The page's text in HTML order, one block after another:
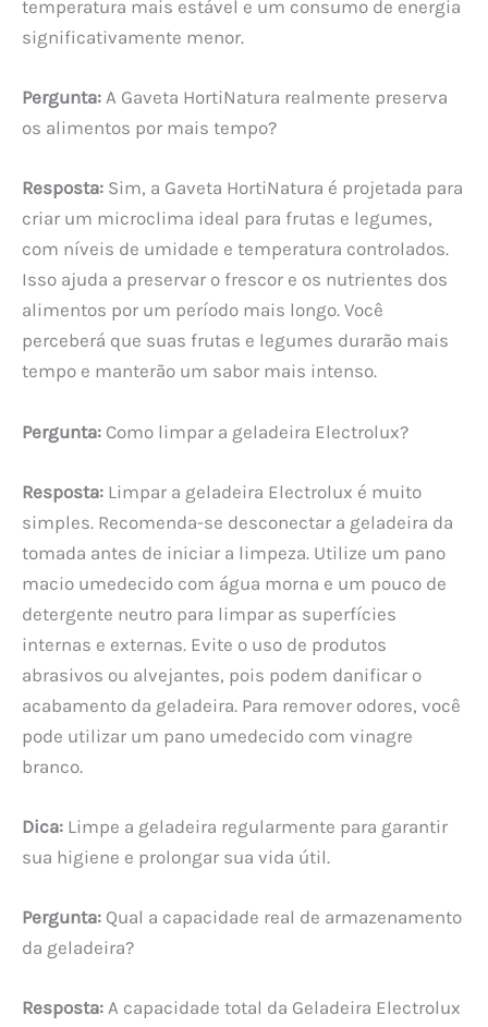
temperatura mais estável e um consumo de energia
significativamente menor.
Pergunta: A Gaveta HortiNatura realmente preserva
os alimentos por mais tempo?
Resposta: Sim, a Gaveta HortiNatura é projetada para
criar um microclima ideal para frutas e legumes,
com níveis de umidade e temperatura controlados.
Isso ajuda a preservar o frescor e os nutrientes dos
alimentos por um período mais longo. Você
perceberá que suas frutas e legumes durarão mais
tempo e manterão um sabor mais intenso.
Pergunta: Como limpar a geladeira Electrolux?
Resposta: Limpar a geladeira Electrolux é muito
simples. Recomenda-se desconectar a geladeira da
tomada antes de iniciar a limpeza. Utilize um pano
macio umedecido com água morna e um pouco de
detergente neutro para limpar as superfícies
internas e externas. Evite o uso de produtos
abrasivos ou alvejantes, pois podem danificar o
acabamento da geladeira. Para remover odores, você
pode utilizar um pano umedecido com vinagre
branco.
Dica: Limpe a geladeira regularmente para garantir
sua higiene e prolongar sua vida útil.
Pergunta: Qual a capacidade real de armazenamento
da geladeira?
Resposta: A capacidade total da Geladeira Electrolux